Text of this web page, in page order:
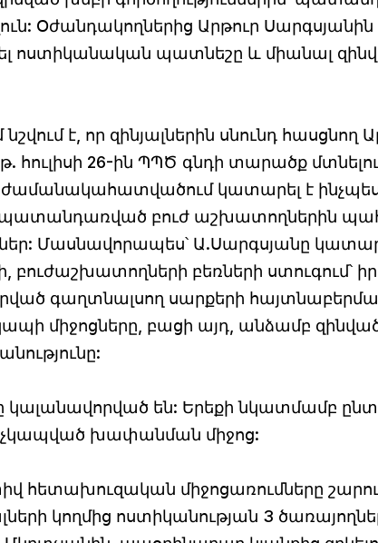
Օժանդակողներից Արթուր Սարգսյանին
ոստիկանական պատնեշը և միանալ
է, որ զինյալներին սնունդ հասցնող
հուլիսի 26-ին ՊՊԾ գնդի տարածք
ժամանակահատվածում կատարել է
պատանդառված բուժ աշխատողներին
Մասնավորապես՝ Ա.Սարգսյանը
բուժաշխատողների բեռների ստուգում՝
գաղտնալսող սարքերի
կապի միջոցները, բացի այդ, անձամբ
կալանավորված են: Երեքի նկատմամբ
խափանման միջոց:
հետախուզական միջոցառումները
կողմից ոստիկանության 3